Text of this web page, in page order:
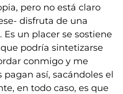
pero no está claro
disfruta de una
un placer se sostiene
podría sintetizarse
conmigo y me
así, sacándoles el
en todo caso, es que